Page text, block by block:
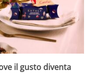
il gusto diventa